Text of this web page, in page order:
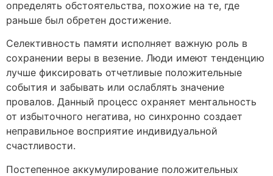
определять обстоятельства, похожие на те, где
раньше был обретен достижение.
Селективность памяти исполняет важную роль в
сохранении веры в везение. Люди имеют тенденцию
лучше фиксировать отчетливые положительные
события и забывать или ослаблять значение
провалов. Данный процесс охраняет ментальность
от избыточного негатива, но синхронно создает
неправильное восприятие индивидуальной
счастливости.
Постепенное аккумулирование положительных